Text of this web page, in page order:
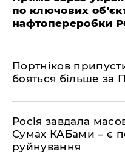
по ключових
нафтопереробки
Портніков
бояться більше за
Росія завдала
Сумах КАБами – є
руйнування